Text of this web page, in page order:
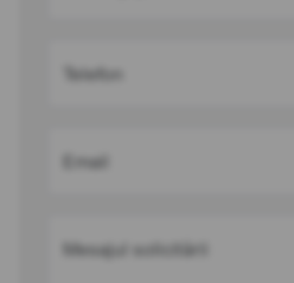
Telefon
Email
Mesajul solicitării